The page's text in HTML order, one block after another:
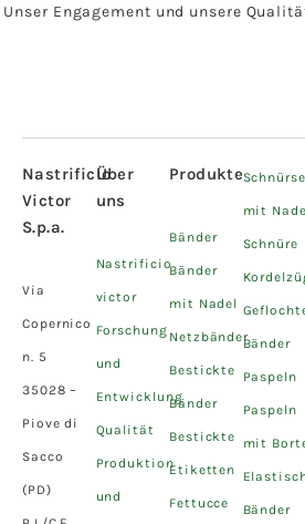
Unser Engagement und unsere
Nastrificio
Victor
S.p.a.
Via
Copernico
n. 5
35028 –
Piove di
Sacco
(PD)
Über
uns
Nastrificio
victor
Forschung
und
Entwicklung
Qualität
Produktion
und
Produkte
Bänder
Bänder
mit Nadel
Netzbänder
Bestickte
Bänder
Bestickte
Etiketten
Fettucce
mit
Schnüre
Bänder
Paspeln
Paspeln
mit
Bänder